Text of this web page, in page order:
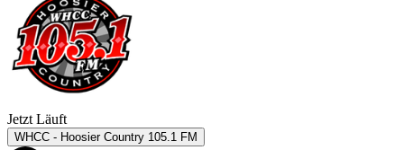
Jetzt Läuft
WHCC - Hoosier Country 105.1 FM